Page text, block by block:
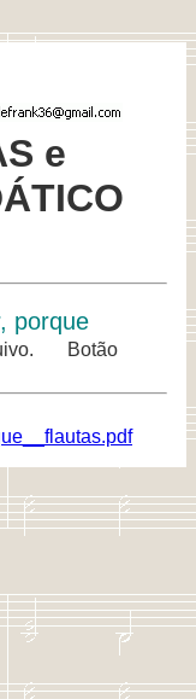
e
porque
Botão